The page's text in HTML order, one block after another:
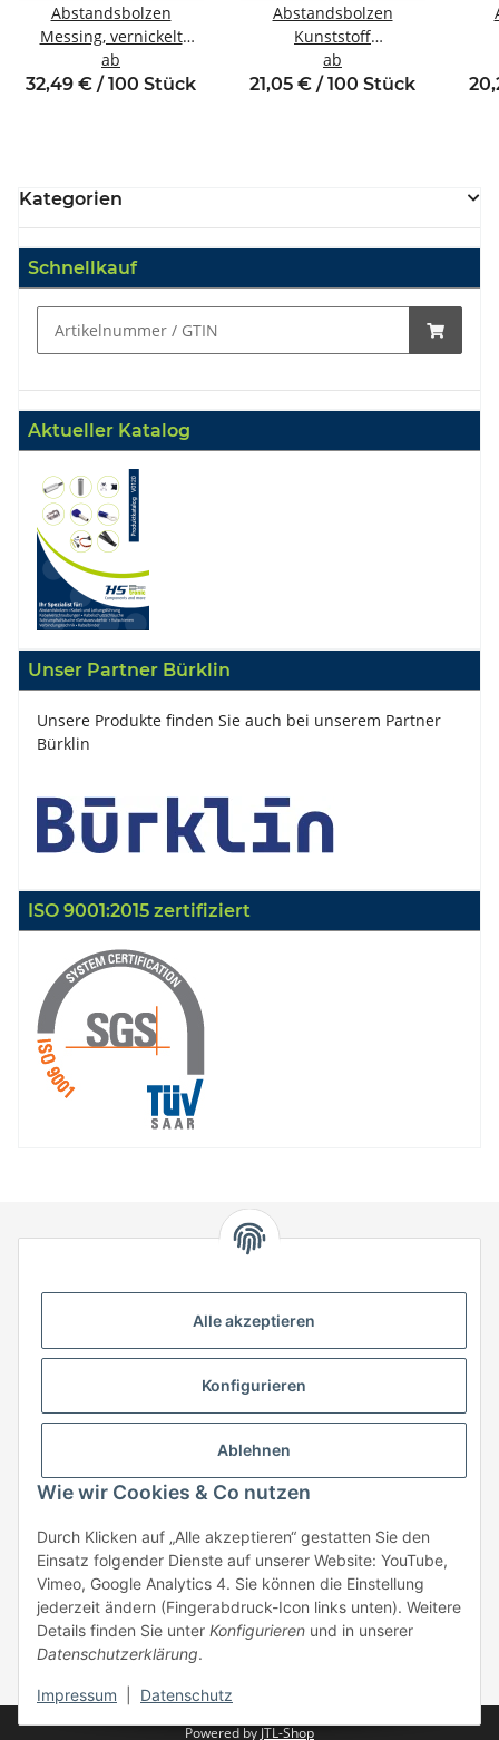
Abstandsbolzen
Messing, vernickelt
Innen/Innengewinde M6
SW10
ab
32,49 € / 100 Stück
Abstandsbolzen
Kunststoff
Innen/Innengewinde M6
SW10
ab
21,05 € / 100 Stück
Kategorien
Schnellkauf
Aktueller Katalog
Unser Partner Bürklin
Unsere Produkte finden Sie auch bei unserem Partner
Bürklin
ISO 9001:2015 zertifiziert
74538 Rosengarten-Uttenhofen
Telefon: +49 (0) 7907 943 690
Fax: +49 (0) 7907 942 0222
Mail:info@hstronic-gmbh.de
Beratung:+49 (0) 7907 943690
Anfragen oder Muster anfordern:
info@hstronic-gmbh.de
* Alle Preise zzgl. gesetzlicher USt., zzgl.
Powered by JTL-Shop
Alle akzeptieren
Konfigurieren
Ablehnen
Wie wir Cookies & Co nutzen
Durch Klicken auf „Alle akzeptieren“ gestatten Sie den
Einsatz folgender Dienste auf unserer Website: YouTube,
Vimeo, Google Analytics 4. Sie können die Einstellung
jederzeit ändern (Fingerabdruck-Icon links unten). Weitere
Details finden Sie unter Konfigurieren und in unserer
Datenschutzerklärung.
Impressum Datenschutz